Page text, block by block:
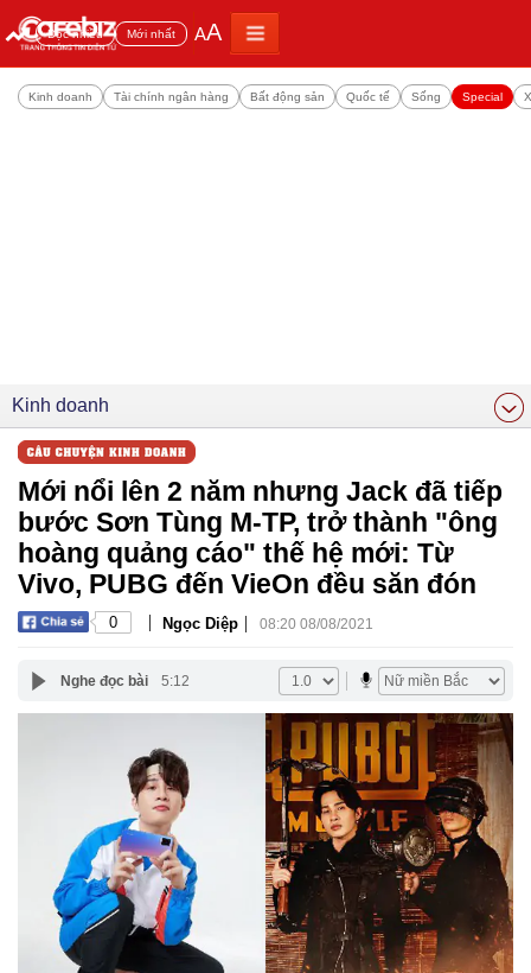
Đọc nhiều Mới nhất AA
Kinh doanh Tài chính ngân hàng Bất động sản Quốc tế Sống Special
Kinh doanh
Mới nổi lên 2 năm nhưng Jack đã tiếp
bước Sơn Tùng M-TP, trở thành "ông
hoàng quảng cáo" thế hệ mới: Từ
Vivo, PUBG đến VieOn đều săn đón
0 | Ngọc Diệp | 08:20 08/08/2021
Nghe đọc bài 5:12